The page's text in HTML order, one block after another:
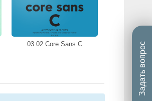
03.02 Core Sans C Задать вопрос